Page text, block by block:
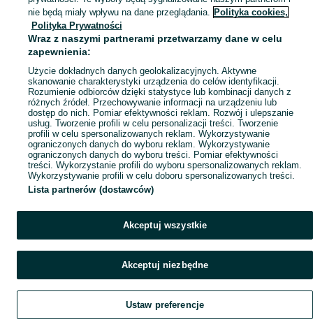
Mapa kategorii
Mapa miejscowości
Mapa ministron
Szukaj Obserwujesz Dodaj Czat Konto
nie będą miały wpływu na dane przeglądania. Polityka cookies,
Polityka Prywatności
Wraz z naszymi partnerami przetwarzamy dane w celu
zapewnienia:
Użycie dokładnych danych geolokalizacyjnych. Aktywne
skanowanie charakterystyki urządzenia do celów identyfikacji.
Rozumienie odbiorców dzięki statystyce lub kombinacji danych z
różnych źródeł. Przechowywanie informacji na urządzeniu lub
dostęp do nich. Pomiar efektywności reklam. Rozwój i ulepszanie
usług. Tworzenie profili w celu personalizacji treści. Tworzenie
profili w celu spersonalizowanych reklam. Wykorzystywanie
ograniczonych danych do wyboru reklam. Wykorzystywanie
ograniczonych danych do wyboru treści. Pomiar efektywności
treści. Wykorzystanie profili do wyboru spersonalizowanych reklam.
Wykorzystywanie profili w celu doboru spersonalizowanych treści.
Lista partnerów (dostawców)
Akceptuj wszystkie
Akceptuj niezbędne
Ustaw preferencje